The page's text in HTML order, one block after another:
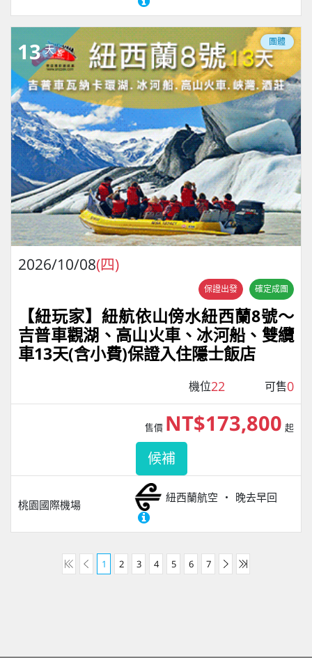
13 天
團體
2026/10/08(四)
保證出發 確定成團
【紐玩家】紐航依山傍水紐西蘭8號～
吉普車觀湖、高山火車、冰河船、雙纜
車13天(含小費)保證入住隱士飯店
機位22 可售0
桃園國際機場
紐西蘭航空 晚去早回
售價 NT$173,800 起
候補
1 2 3 4 5 6 7